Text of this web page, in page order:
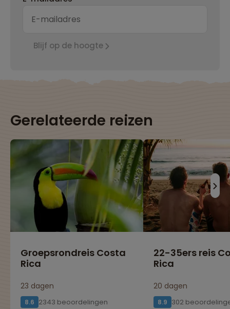
Blijf op de hoogte
Gerelateerde reizen
Groepsrondreis Costa
Rica
23 dagen
8.6 2343 beoordelingen
22-35ers reis
Rica
20 dagen
8.9 302